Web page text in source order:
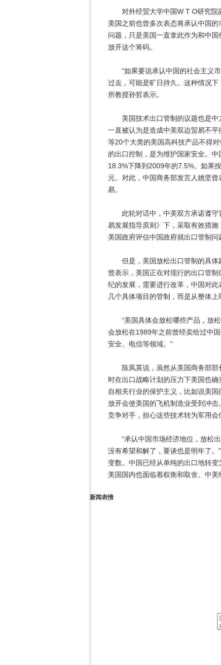
对外经贸大学中国W T O研究院
美国之前也曾多次表态将承认中国
问题，只是美国一直拿此作为和中
放开这个筹码。
“如果要说承认中国的社会主义市
过去，可能是旷日持久。这种情况
所教授孙哲表示。
美国技术出口管制的议题也是中
一直被认为是造成中美双边贸易不
等20个大类的美国高科技产品不得
的出口控制，是为维护国家安全。
18.3%下降到2009年的7.5%。如果
元。对此，中国商务部发言人姚坚
易。
此轮对话中，中美双方承诺遵守
易发展指导原则》下，采取有效措
美国政府评估中国政府就出口管制问
但是，美国放松出口管制的具体
曾表示，美国正在对现行的出口管
纪的发展，需要进行改革，中国对
几个具体项目的管制，而是从整体
“美国具体会放松哪些产品，放松
会放松在1989年之前曾经卖给过中
安全、电信等领域。”
陈凤英说，虽然从美国商务部部
时在出口战略计划的压力下美国也
自相关行业的保护主义，比如说美
放开会使美国的飞机制造业受到冲
竞争对手，担心这些技术转为军用
“承认中国市场经济地位，放松出
没有希望和解了，要谈也是明年了
变数。中国已经从单纯的出口地转
美国国内也面临着权衡和取舍。中
新闻表情